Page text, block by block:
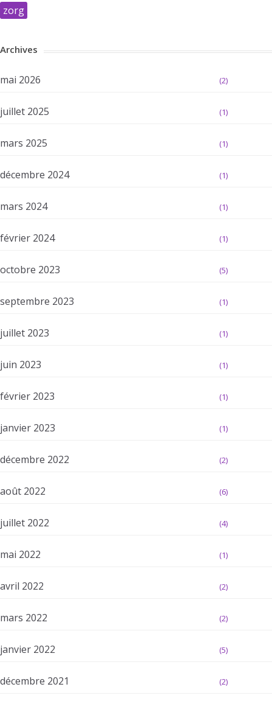
zorg
Archives
mai 2026 (2)
juillet 2025 (1)
mars 2025 (1)
décembre 2024 (1)
mars 2024 (1)
février 2024 (1)
octobre 2023 (5)
septembre 2023 (1)
juillet 2023 (1)
juin 2023 (1)
février 2023 (1)
janvier 2023 (1)
décembre 2022 (2)
août 2022 (6)
juillet 2022 (4)
mai 2022 (1)
avril 2022 (2)
mars 2022 (2)
janvier 2022 (5)
décembre 2021 (2)